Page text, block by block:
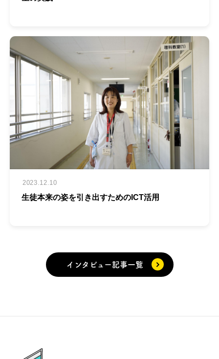
2023.12.10
生徒本来の姿を引き出すためのICT活用
インタビュー記事一覧